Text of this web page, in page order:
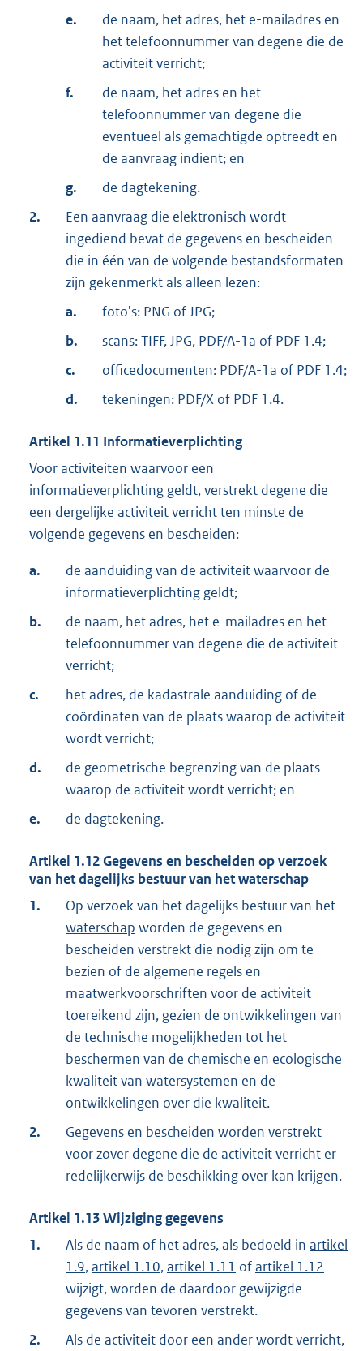
e.
de naam, het adres, het e-mailadres en
het telefoonnummer van degene die de
activiteit verricht;
f.
de naam, het adres en het
telefoonnummer van degene die
eventueel als gemachtigde optreedt en
de aanvraag indient; en
g.
de dagtekening.
2.
Een aanvraag die elektronisch wordt
ingediend bevat de gegevens en bescheiden
die in één van de volgende bestandsformaten
zijn gekenmerkt als alleen lezen:
a.
foto's: PNG of JPG;
b.
scans: TIFF, JPG, PDF/A-1a of PDF 1.4;
c.
officedocumenten: PDF/A-1a of PDF 1.4;
d.
tekeningen: PDF/X of PDF 1.4.
Artikel 1.11 Informatieverplichting
Voor activiteiten waarvoor een
informatieverplichting geldt, verstrekt degene die
een dergelijke activiteit verricht ten minste de
volgende gegevens en bescheiden:
a.
de aanduiding van de activiteit waarvoor de
informatieverplichting geldt;
b.
de naam, het adres, het e-mailadres en het
telefoonnummer van degene die de activiteit
verricht;
c.
het adres, de kadastrale aanduiding of de
coördinaten van de plaats waarop de activiteit
wordt verricht;
d.
de geometrische begrenzing van de plaats
waarop de activiteit wordt verricht; en
e.
de dagtekening.
Artikel 1.12Gegevens en bescheiden op verzoek
van het dagelijks bestuur van het waterschap
1.
Op verzoek van het dagelijks bestuur van het
waterschap worden de gegevens en
bescheiden verstrekt die nodig zijn om te
bezien of de algemene regels en
maatwerkvoorschriften voor de activiteit
toereikend zijn, gezien de ontwikkelingen van
de technische mogelijkheden tot het
beschermen van de chemische en ecologische
kwaliteit van watersystemen en de
ontwikkelingen over die kwaliteit.
2.
Gegevens en bescheiden worden verstrekt
voor zover degene die de activiteit verricht er
redelijkerwijs de beschikking over kan krijgen.
Artikel 1.13Wijziging gegevens
1.
Als de naam of het adres, als bedoeld in artikel
1.9,artikel 1.10,artikel 1.11 ofartikel 1.12
wijzigt, worden de daardoor gewijzigde
gegevens van tevoren verstrekt.
2.
Als de activiteit door een ander wordt verricht,